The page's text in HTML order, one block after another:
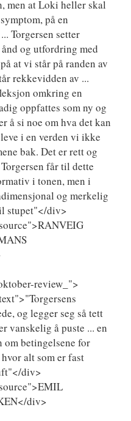
men at Loki heller skal
på en
Torgersen setter
og utfordring med
at vi står på randen av
rekkevidden av ...
omkring en
oppfattes som ny og
å si noe om hva det kan
i en verden vi ikke
bak. Det er rett og
får til dette
i tonen, men i
og merkelig
stupet"</div>
review_">
og legger seg så tett
vanskelig å puste ... en
om betingelsene for
alt som er fast
div>
div>